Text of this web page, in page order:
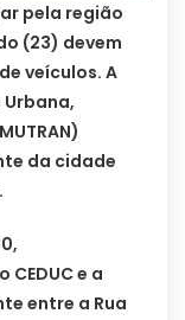
pela região
(23) devem
veículos. A
da cidade
e a
entre a Rua